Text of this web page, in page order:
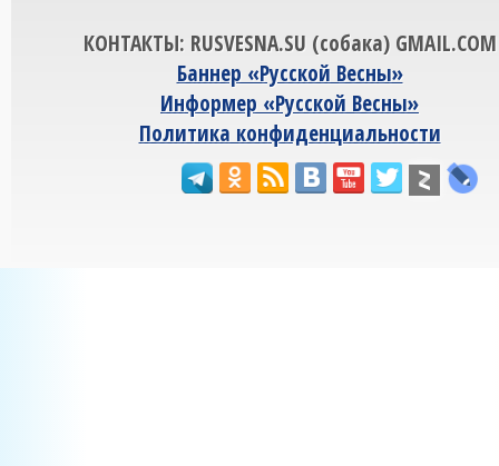
КОНТАКТЫ: RUSVESNA.SU (собака) GMAIL.COM
Баннер «Русской Весны»
Информер «Русской Весны»
Политика конфиденциальности